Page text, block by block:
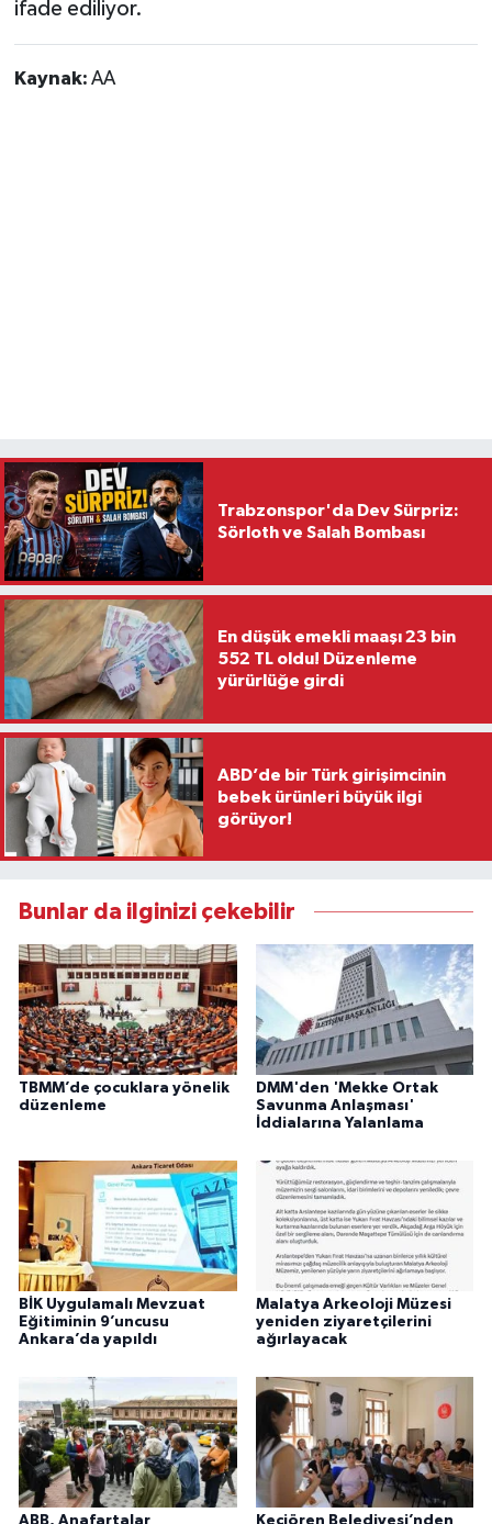
ifade ediliyor.
Kaynak: AA
Trabzonspor'da Dev Sürpriz:
Sörloth ve Salah Bombası
En düşük emekli maaşı 23 bin
552 TL oldu! Düzenleme
yürürlüğe girdi
ABD’de bir Türk girişimcinin
bebek ürünleri büyük ilgi
görüyor!
Bunlar da ilginizi çekebilir
TBMM’de çocuklara yönelik
düzenleme
DMM'den 'Mekke Ortak
Savunma Anlaşması'
İddialarına Yalanlama
BİK Uygulamalı Mevzuat
Eğitiminin 9’uncusu
Ankara’da yapıldı
Malatya Arkeoloji Müzesi
yeniden ziyaretçilerini
ağırlayacak
ABB, Anafartalar
Keçiören Belediyesi’nden